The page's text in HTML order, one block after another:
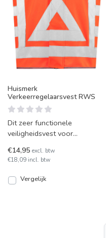
Huismerk
Verkeerregelaarsvest RWS
Dit zeer functionele
veiligheidsvest voor
aan de eisen van
Rijkswaterstaa
€14,95 excl. btw
€18,09 incl. btw
Vergelijk